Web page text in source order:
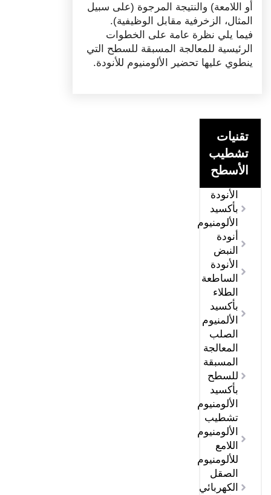
أو اللامعة) والنتيجة المرجوة (على سبيل
المثال، الزخرفية مقابل الوظيفية).
فيما يلي نظرة عامة على الخطوات
الرئيسية للمعالجة المسبقة للسطح التي
ينطوي عليها تحضير الألومنيوم للأنودة.
تقنيات
تشطيب
الأسطح
الأنودة
بأكسيد
الألومنيوم
أنودة
النبض
الأنودة
الساطعة
الطلاء
بأكسيد
الألمنيوم
الصلب
المعالجة
المسبقة
للسطح
بأكسيد
الألومنيوم
تشطيب
الألومنيوم
اللامع
للألومنيوم
الصقل
الكهربائي